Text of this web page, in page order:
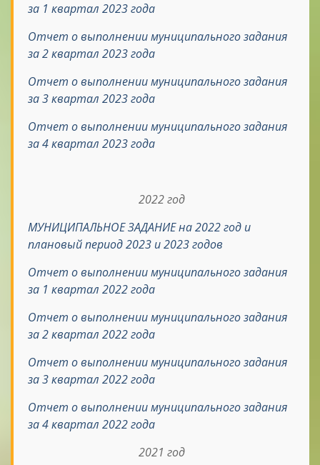
за 1 квартал 2023 года
Отчет о выполнении муниципального задания
за 2 квартал 2023 года
Отчет о выполнении муниципального задания
за 3 квартал 2023 года
Отчет о выполнении муниципального задания
за 4 квартал 2023 года
2022 год
МУНИЦИПАЛЬНОЕ ЗАДАНИЕ на 2022 год и
плановый период 2023 и 2023 годов
Отчет о выполнении муниципального задания
за 1 квартал 2022 года
Отчет о выполнении муниципального задания
за 2 квартал 2022 года
Отчет о выполнении муниципального задания
за 3 квартал 2022 года
Отчет о выполнении муниципального задания
за 4 квартал 2022 года
2021 год